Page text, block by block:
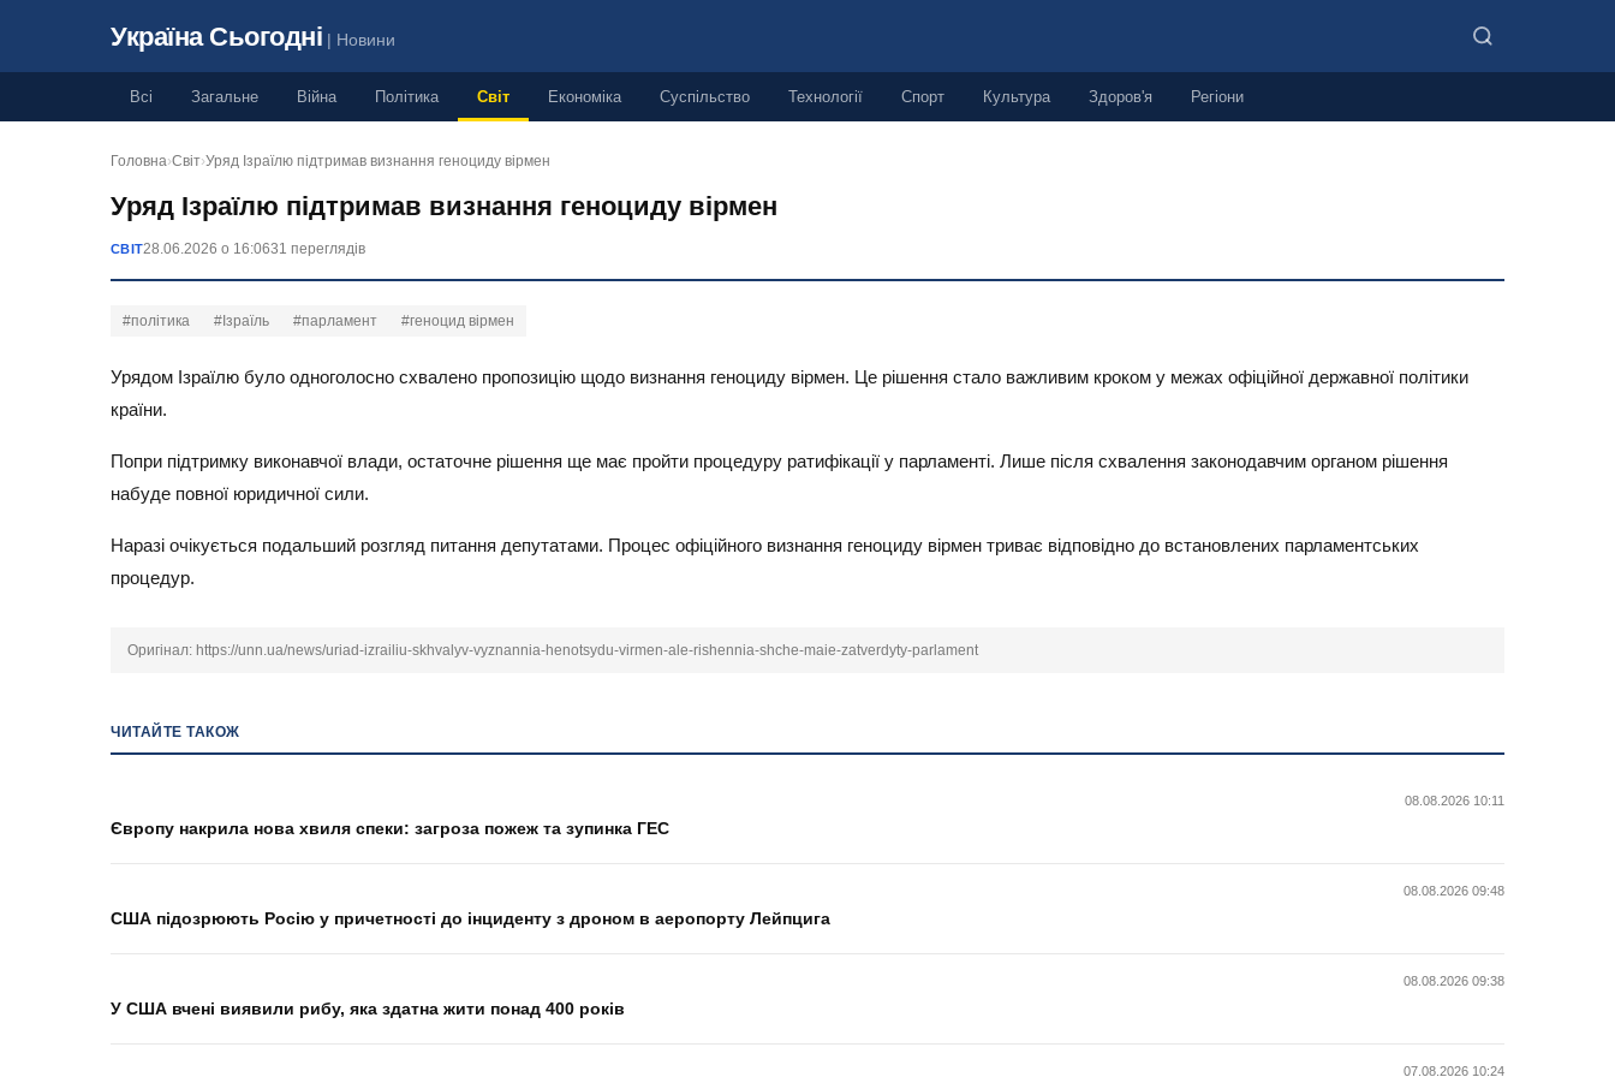
Україна Сьогодні | Новини
Всі Загальне Війна Політика Світ Економіка Суспільство Технології Спорт Культура Здоров'я Регіони
Головна›Світ›Уряд Ізраїлю підтримав визнання геноциду вірмен
Уряд Ізраїлю підтримав визнання геноциду вірмен
СВІТ28.06.2026 о 16:0631 переглядів
#політика #Ізраїль #парламент #геноцид вірмен
Урядом Ізраїлю було одноголосно схвалено пропозицію щодо визнання геноциду вірмен. Це рішення стало важливим кроком у межах офіційної державної політики
країни.
Попри підтримку виконавчої влади, остаточне рішення ще має пройти процедуру ратифікації у парламенті. Лише після схвалення законодавчим органом рішення
набуде повної юридичної сили.
Наразі очікується подальший розгляд питання депутатами. Процес офіційного визнання геноциду вірмен триває відповідно до встановлених парламентських
процедур.
Оригінал: https://unn.ua/news/uriad-izrailiu-skhvalyv-vyznannia-henotsydu-virmen-ale-rishennia-shche-maie-zatverdyty-parlament
ЧИТАЙТЕ ТАКОЖ
08.08.2026 10:11
Європу накрила нова хвиля спеки: загроза пожеж та зупинка ГЕС
08.08.2026 09:48
США підозрюють Росію у причетності до інциденту з дроном в аеропорту Лейпцига
08.08.2026 09:38
У США вчені виявили рибу, яка здатна жити понад 400 років
07.08.2026 10:24